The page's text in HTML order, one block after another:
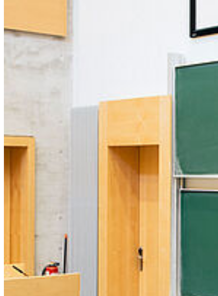
Campus
Soldmannstraße
Campus Innenstadt
Campus Berthold-Beitz-Platz
Campus Loefflerstraße
Universität Greifswald
Domstraße 11